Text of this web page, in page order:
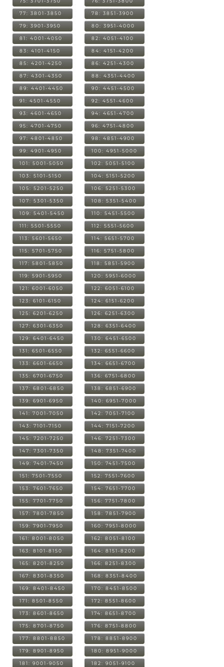
77: 3801-3850 78: 3851-3900
79: 3901-3950 80: 3951-4000
81: 4001-4050 82: 4051-4100
83: 4101-4150 84: 4151-4200
85: 4201-4250 86: 4251-4300
87: 4301-4350 88: 4351-4400
89: 4401-4450 90: 4451-4500
91: 4501-4550 92: 4551-4600
93: 4601-4650 94: 4651-4700
95: 4701-4750 96: 4751-4800
97: 4801-4850 98: 4851-4900
99: 4901-4950 100: 4951-5000
101: 5001-5050 102: 5051-5100
103: 5101-5150 104: 5151-5200
105: 5201-5250 106: 5251-5300
107: 5301-5350 108: 5351-5400
109: 5401-5450 110: 5451-5500
111: 5501-5550 112: 5551-5600
113: 5601-5650 114: 5651-5700
115: 5701-5750 116: 5751-5800
117: 5801-5850 118: 5851-5900
119: 5901-5950 120: 5951-6000
121: 6001-6050 122: 6051-6100
123: 6101-6150 124: 6151-6200
125: 6201-6250 126: 6251-6300
127: 6301-6350 128: 6351-6400
129: 6401-6450 130: 6451-6500
131: 6501-6550 132: 6551-6600
133: 6601-6650 134: 6651-6700
135: 6701-6750 136: 6751-6800
137: 6801-6850 138: 6851-6900
139: 6901-6950 140: 6951-7000
141: 7001-7050 142: 7051-7100
143: 7101-7150 144: 7151-7200
145: 7201-7250 146: 7251-7300
147: 7301-7350 148: 7351-7400
149: 7401-7450 150: 7451-7500
151: 7501-7550 152: 7551-7600
153: 7601-7650 154: 7651-7700
155: 7701-7750 156: 7751-7800
157: 7801-7850 158: 7851-7900
159: 7901-7950 160: 7951-8000
161: 8001-8050 162: 8051-8100
163: 8101-8150 164: 8151-8200
165: 8201-8250 166: 8251-8300
167: 8301-8350 168: 8351-8400
169: 8401-8450 170: 8451-8500
171: 8501-8550 172: 8551-8600
173: 8601-8650 174: 8651-8700
175: 8701-8750 176: 8751-8800
177: 8801-8850 178: 8851-8900
179: 8901-8950 180: 8951-9000
181: 9001-9050 182: 9051-9100